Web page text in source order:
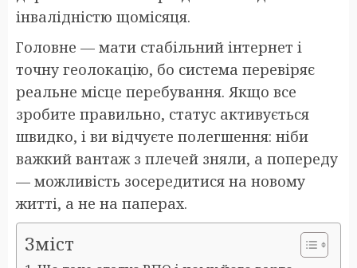
інвалідністю щомісяця.
Головне — мати стабільний інтернет і
точну геолокацію, бо система перевіряє
реальне місце перебування. Якщо все
зробите правильно, статус активується
швидко, і ви відчуєте полегшення: ніби
важкий вантаж з плечей зняли, а попереду
— можливість зосередитися на новому
житті, а не на паперах.
Зміст